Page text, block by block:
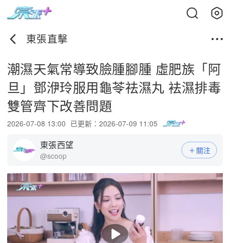
東張直擊
潮濕天氣常導致臉腫腳腫 虛肥族「阿
旦」鄧洢玲服用龜苓祛濕丸 袪濕排毒
雙管齊下改善問題
2026-07-08 13:00 已更新：2026-07-09 11:05
東張西望
@scoop
關注